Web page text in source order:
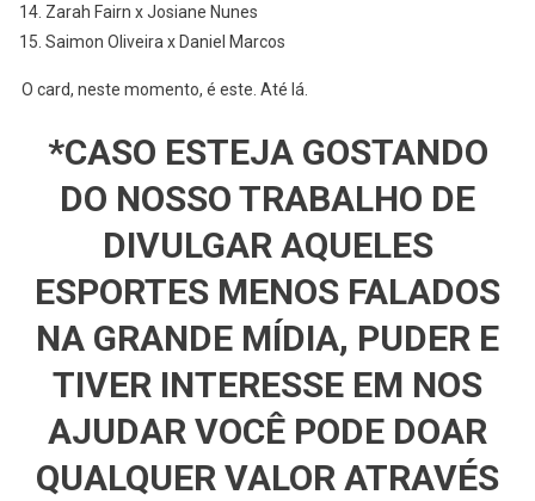
Zarah Fairn x Josiane Nunes
Saimon Oliveira x Daniel Marcos
O card, neste momento, é este. Até lá.
*CASO ESTEJA GOSTANDO
DO NOSSO TRABALHO DE
DIVULGAR AQUELES
ESPORTES MENOS FALADOS
NA GRANDE MÍDIA, PUDER E
TIVER INTERESSE EM NOS
AJUDAR VOCÊ PODE DOAR
QUALQUER VALOR ATRAVÉS